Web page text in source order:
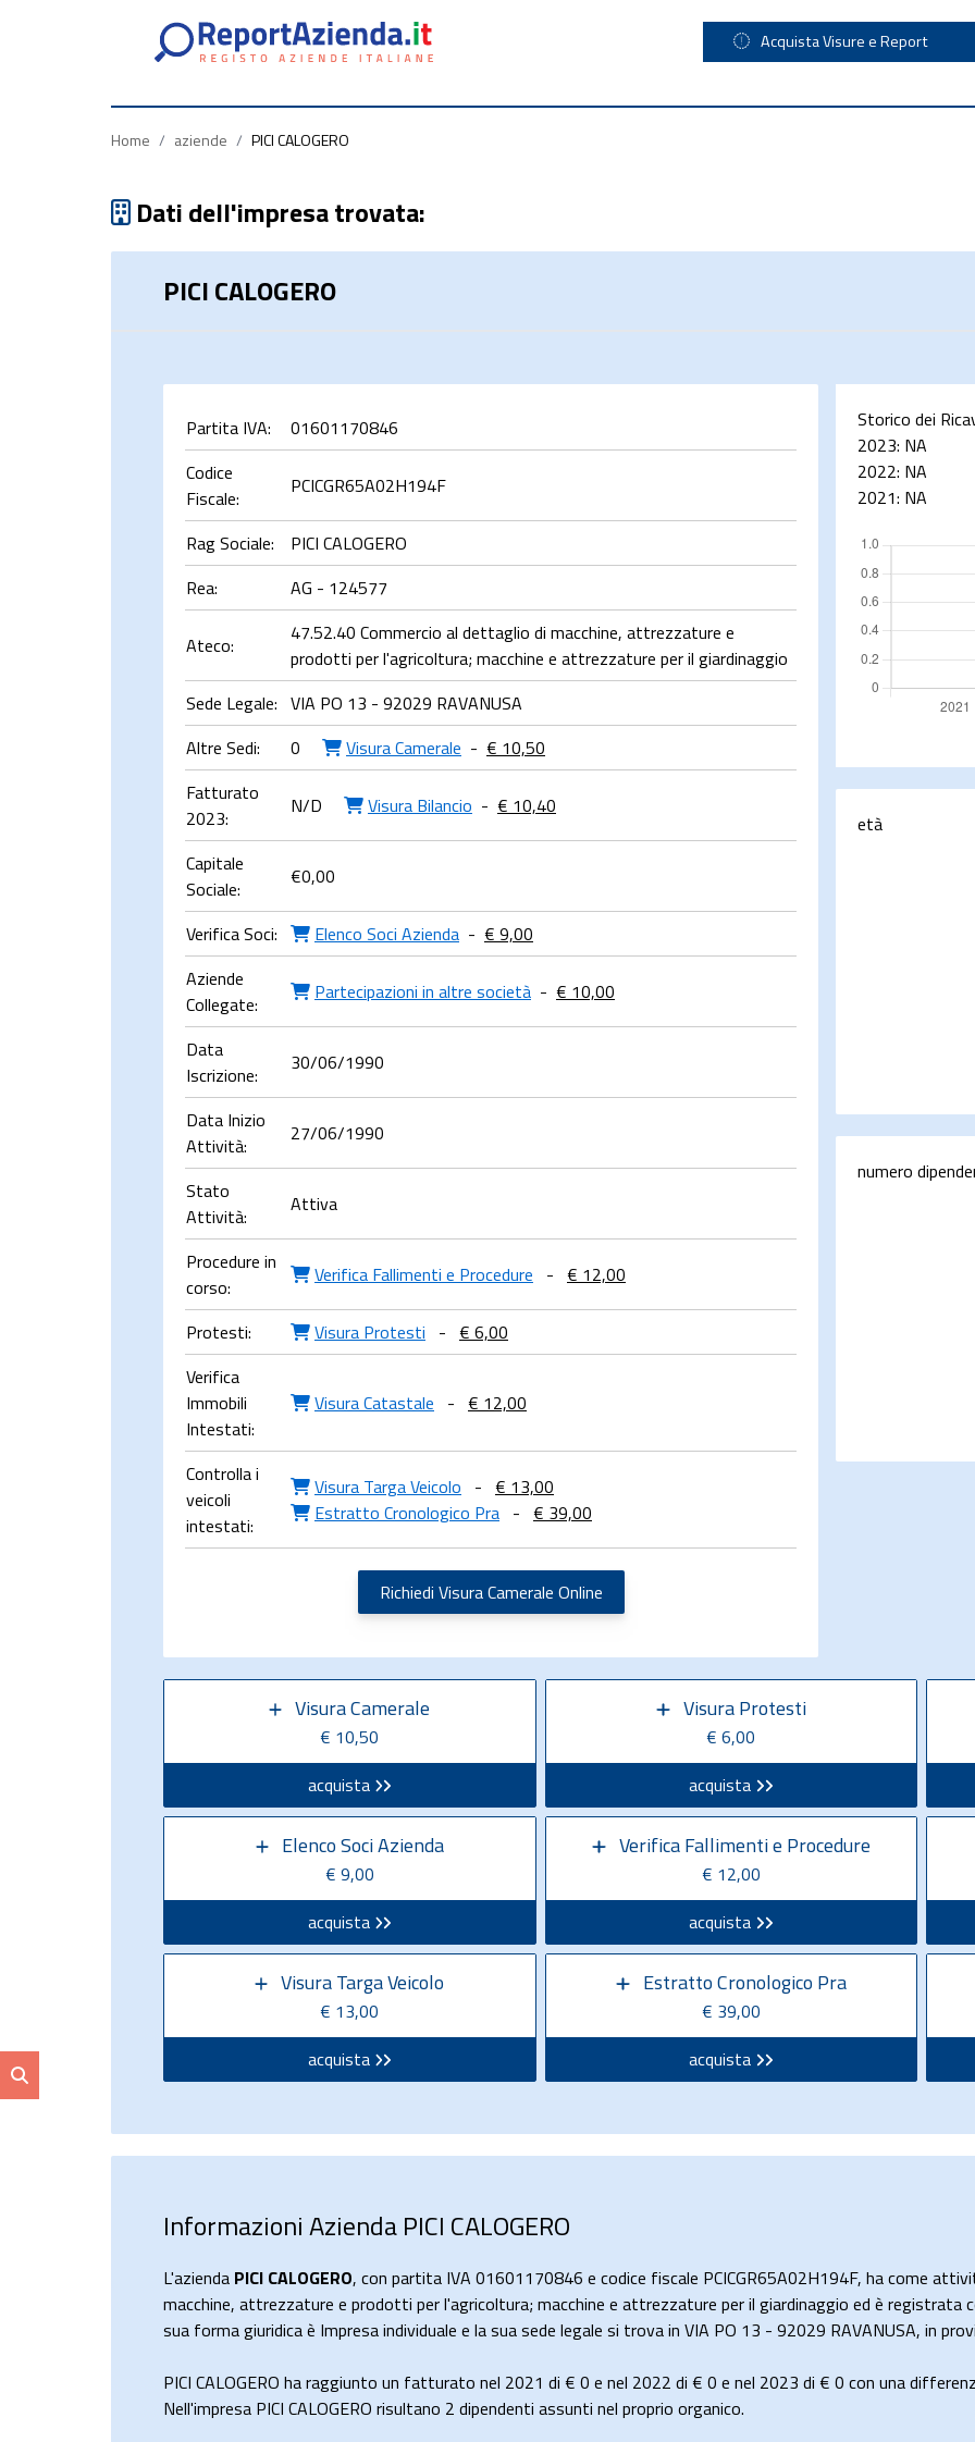
Acquista Visure e Report
Home / aziende / PICI CALOGERO
Dati dell'impresa trovata:
PICI CALOGERO
Partita IVA:
01601170846
Codice
Fiscale:
PCICGR65A02H194F
Rag Sociale:
PICI CALOGERO
Rea:
AG - 124577
Ateco:
47.52.40 Commercio al dettaglio di macchine, attrezzature e
prodotti per l'agricoltura; macchine e attrezzature per il giardinaggio
Sede Legale: VIA PO 13 - 92029 RAVANUSA
Altre Sedi:
0 Visura Camerale - € 10,50
Fatturato
2023:
N/D Visura Bilancio - € 10,40
Capitale
Sociale:
€0,00
Verifica Soci: Elenco Soci Azienda - € 9,00
Aziende
Collegate:
Partecipazioni in altre società - € 10,00
Data
Iscrizione:
30/06/1990
Data Inizio
Attività:
27/06/1990
Stato
Attività:
Attiva
Procedure in
corso:
Verifica Fallimenti e Procedure - € 12,00
Protesti: Visura Protesti - € 6,00
Verifica
Immobili
Intestati:
Visura Catastale - € 12,00
Controlla i
veicoli
intestati:
Visura Targa Veicolo - € 13,00
Estratto Cronologico Pra - € 39,00
Richiedi Visura Camerale Online
Storico dei
2023: NA
2022: NA
2021: NA
età
numero
Visura Camerale
€ 10,50
acquista
Visura Protesti
€ 6,00
acquista
Elenco Soci Azienda
€ 9,00
acquista
Verifica Fallimenti e Procedure
€ 12,00
acquista
Visura Targa Veicolo
€ 13,00
acquista
Estratto Cronologico Pra
€ 39,00
acquista
Informazioni Azienda PICI CALOGERO
L'azienda PICI CALOGERO, con partita IVA 01601170846 e codice fiscale PCICGR65A02H194F, ha come
macchine, attrezzature e prodotti per l'agricoltura; macchine e attrezzature per il giardinaggio ed è registrata
sua forma giuridica è Impresa individuale e la sua sede legale si trova in VIA PO 13 - 92029 RAVANUSA, in
PICI CALOGERO ha raggiunto un fatturato nel 2021 di € 0 e nel 2022 di € 0 e nel 2023 di € 0 con una
Nell'impresa PICI CALOGERO risultano 2 dipendenti assunti nel proprio organico.